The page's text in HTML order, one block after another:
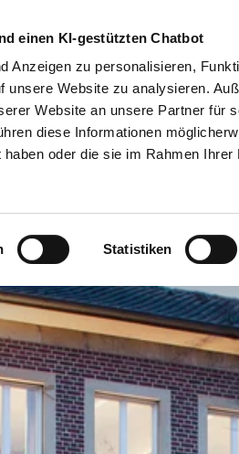
einen KI-gestützten Chatbot
Anzeigen zu personalisieren,
unsere Website zu analysieren.
Website an unsere Partner für
diese Informationen
oder die sie im Rahmen Ihrer
Statistiken